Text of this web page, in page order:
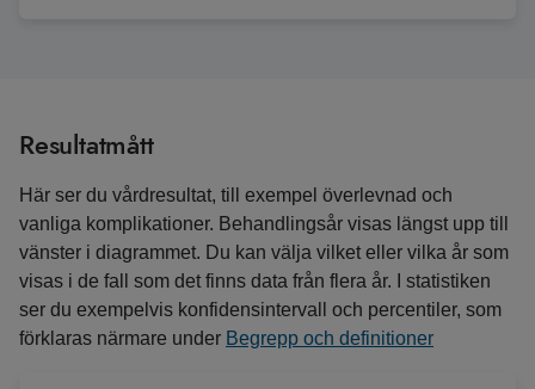
Resultatmått
Här ser du vårdresultat, till exempel överlevnad och
vanliga komplikationer. Behandlingsår visas längst upp till
vänster i diagrammet. Du kan välja vilket eller vilka år som
visas i de fall som det finns data från flera år. I statistiken
ser du exempelvis konfidensintervall och percentiler, som
förklaras närmare under Begrepp och definitioner